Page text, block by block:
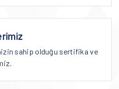
sahip olduğu sertifika ve